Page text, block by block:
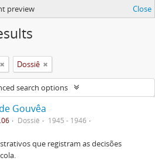
preview Close
Dossiê
search options
Gouvêa
Dossiê
1945 - 1946
que registram as decisões